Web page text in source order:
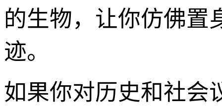
的生物，让你仿佛置
迹。
如果你对历史和社会